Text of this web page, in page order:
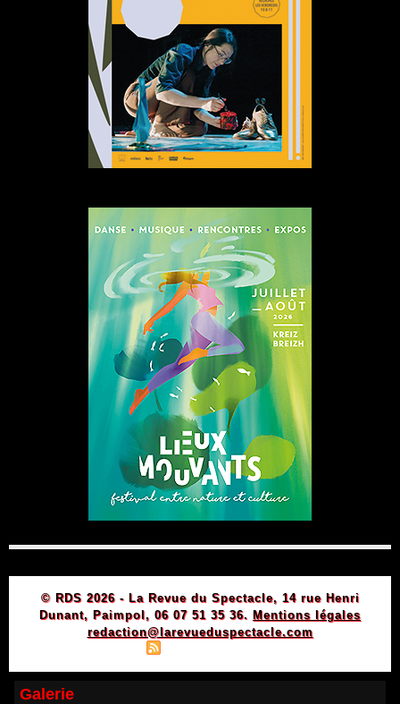
© RDS 2026 - La Revue du Spectacle, 14 rue Henri
Dunant, Paimpol, 06 07 51 35 36. Mentions légales
redaction@larevueduspectacle.com
Galerie